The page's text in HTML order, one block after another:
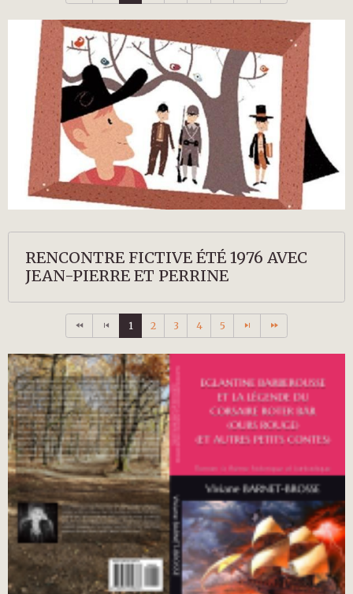
RENCONTRE FICTIVE ÉTÉ 1976 AVEC
JEAN-PIERRE ET PERRINE
1 2 3 4 5